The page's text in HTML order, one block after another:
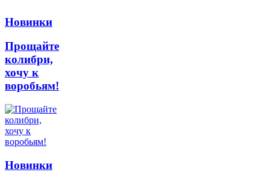
Новинки
Прощайте
колибри,
хочу к
воробьям!
Новинки